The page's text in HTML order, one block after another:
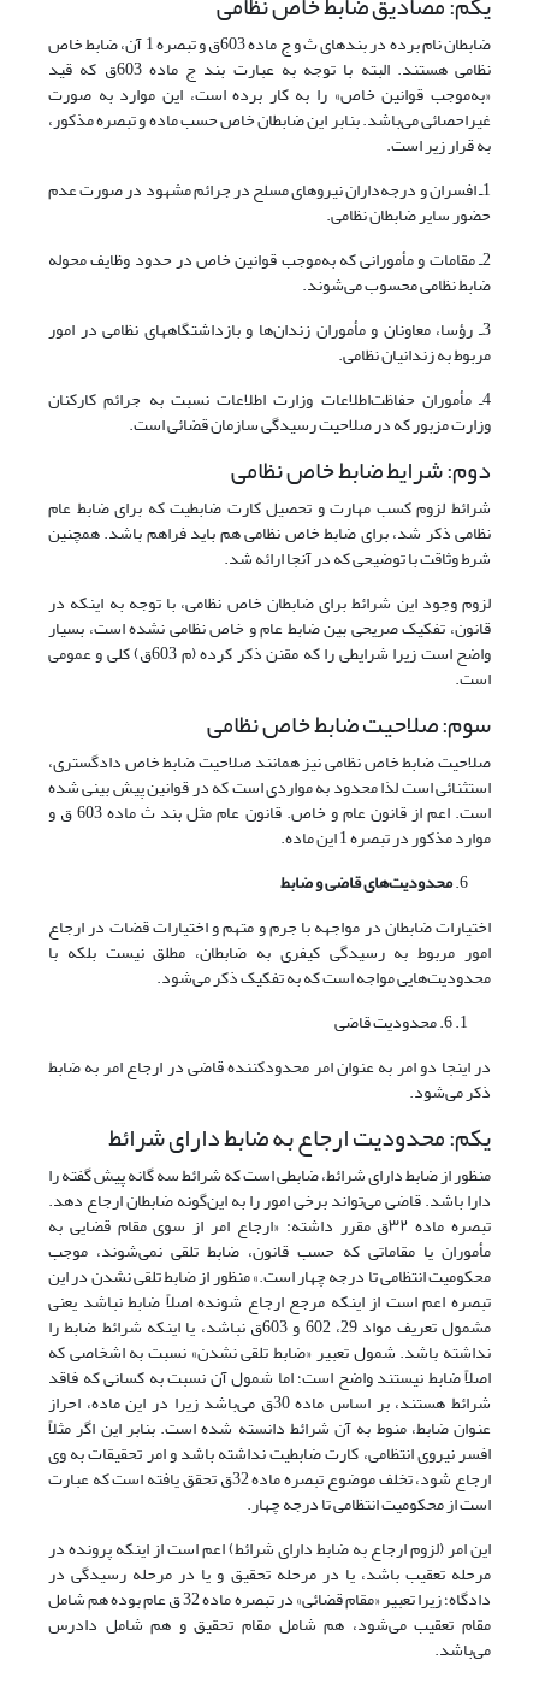
ضابطان نام برده در بندهای ث و ج ماده 603ق و تبصره 1 آن، ضابط خاص
نظامی هستند. البته با توجه به عبارت بند ج ماده 603ق که قید
«به‌موجب قوانین خاص» را به کار برده است، این موارد به صورت
غیراحصائی می‌باشد. بنابر این ضابطان خاص حسب ماده و تبصره مذکور،
به قرار زیر است.
1ـ افسران و درجه‌داران نیروهای مسلح در جرائم مشهود در صورت عدم
حضور سایر ضابطان نظامی.
2ـ مقامات و مأمورانی که به‌موجب قوانین خاص در حدود وظایف محوله
ضابط نظامی محسوب می‌شوند.
3ـ رؤسا، معاونان و مأموران زندان‌‌ها و بازداشتگاههای نظامی در امور
مربوط به زندانیان نظامی.
4ـ مأموران حفاظت‌اطلاعات وزارت اطلاعات نسبت به جرائم کارکنان
وزارت مزبور که در صلاحیت رسیدگی سازمان قضائی است.
دوم: شرایط ضابط خاص نظامی
شرائط لزوم کسب مهارت و تحصیل کارت ضابطیت که برای ضابط عام
نظامی ذکر شد، برای ضابط خاص نظامی هم باید فراهم باشد. همچنین
شرط وثاقت با توضیحی که در آنجا ارائه شد.
لزوم وجود این شرائط برای ضابطان خاص نظامی، با توجه به اینکه در
قانون، تفکیک صریحی بین ضابط عام و خاص نظامی نشده است، بسیار
واضح است زیرا شرایطی را که مقنن ذکر کرده (م 603ق) کلی و عمومی
است.
سوم: صلاحیت ضابط خاص نظامی
صلاحیت ضابط خاص نظامی نیز همانند صلاحیت ضابط خاص دادگستری،
استثنائی است لذا محدود به مواردی است که در قوانین پیش بینی شده
است. اعم از قانون عام و خاص. قانون عام مثل بند ث ماده 603 ق و
موارد مذکور در تبصره 1 این ماده.
محدودیت‌های قاضی و ضابط
اختیارات ضابطان در مواجهه با جرم و متهم و اختیارات قضات در ارجاع
امور مربوط به رسیدگی کیفری به ضابطان، مطلق نیست بلکه با
محدودیت‌هایی مواجه است که به تفکیک ذکر می‌شود.
6. محدودیت قاضی
در اینجا دو امر به عنوان امر محدودکننده قاضی در ارجاع امر به ضابط
ذکر می‌شود.
یکم: محدودیت ارجاع به ضابط دارای شرائط
منظور از ضابط دارای شرائط، ضابطی است که شرائط سه گانه پیش گفته را
دارا باشد. قاضی می‌تواند برخی امور را به این‌گونه ضابطان ارجاع دهد.
تبصره ماده ۳۲ق مقرر داشته: «ارجاع امر از سوی مقام قضایی به
مأموران یا مقاماتی که حسب قانون، ضابط تلقی نمی‌شوند، موجب
محکومیت انتظامی تا درجه چهار است.» منظور از ضابط تلقی نشدن در این
تبصره اعم است از اینکه مرجع ارجاع شونده اصلاً ضابط نباشد یعنی
مشمول تعریف مواد 29، 602 و 603ق نباشد، یا اینکه شرائط ضابط را
نداشته باشد. شمول تعبیر «ضابط تلقی نشدن» نسبت به اشخاصی که
اصلاً ضابط نیستند واضح است؛ اما شمول آن نسبت به کسانی که فاقد
شرائط هستند، بر اساس ماده 30ق می‌باشد زیرا در این ماده، احراز
عنوان ضابط، منوط به آن شرائط دانسته شده است. بنابر این اگر مثلاً
افسر نیروی انتظامی، کارت ضابطیت نداشته باشد و امر تحقیقات به وی
ارجاع شود، تخلف موضوع تبصره ماده 32ق تحقق یافته است که عبارت
است از محکومیت انتظامی تا درجه چهار.
این امر (لزوم ارجاع به ضابط دارای شرائط) اعم است از اینکه پرونده در
مرحله تعقیب باشد، یا در مرحله تحقیق و یا در مرحله رسیدگی در
دادگاه؛ زیرا تعبیر «مقام قضائی» در تبصره ماده 32 ق عام بوده هم شامل
مقام تعقیب می‌شود، هم شامل مقام تحقیق و هم شامل دادرس
می‌باشد.